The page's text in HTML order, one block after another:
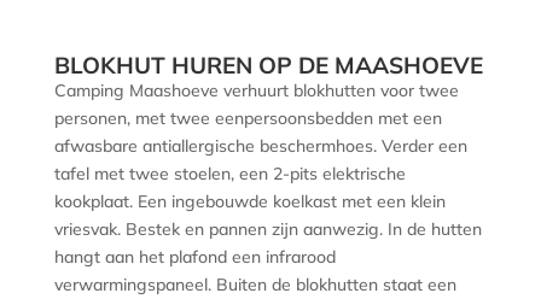
BLOKHUT HUREN OP DE MAASHOEVE
Camping Maashoeve verhuurt blokhutten voor twee
personen, met twee eenpersoonsbedden met een
afwasbare antiallergische beschermhoes. Verder een
tafel met twee stoelen, een 2-pits elektrische
kookplaat. Een ingebouwde koelkast met een klein
vriesvak. Bestek en pannen zijn aanwezig. In de hutten
hangt aan het plafond een infrarood
verwarmingspaneel. Buiten de blokhutten staat een